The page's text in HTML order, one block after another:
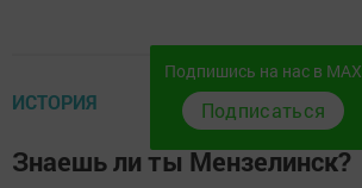
ИСТОРИЯ
Знаешь ли ты Мензелинск?
Подпишись на нас в MAX
Подписаться